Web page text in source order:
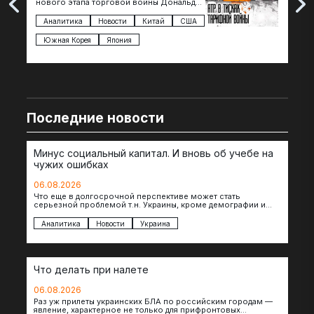
нового этапа торговой войны Дональда
импорта из более 100 стран…
Аналитика Новости Китай США
Южная Корея Япония
The
Последние новости
Минус социальный капитал. И вновь об учебе на
чужих ошибках
06.08.2026
Что еще в долгосрочной перспективе может стать
серьезной проблемой т.н. Украины, кроме демографии и
которых будет…
Аналитика Новости Украина
Что делать при налете
06.08.2026
Раз уж прилеты украинских БЛА по российским городам —
явление, характерное не только для прифронтовых